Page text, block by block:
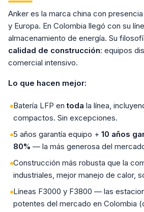
Anker es la marca china con
y Europa. En Colombia llegó con su
almacenamiento de energía. Su
calidad de construcción: equipos
comercial intensivo.
Lo que hacen mejor:
Batería LFP entoda la línea,
compactos. Sin excepciones.
5 años garantía equipo + 10 años
80% — la más generosa del
Construcción más robusta que la
industriales, mejor manejo de calor,
Líneas F3000 y F3800 — las
potentes del mercado en Colombia